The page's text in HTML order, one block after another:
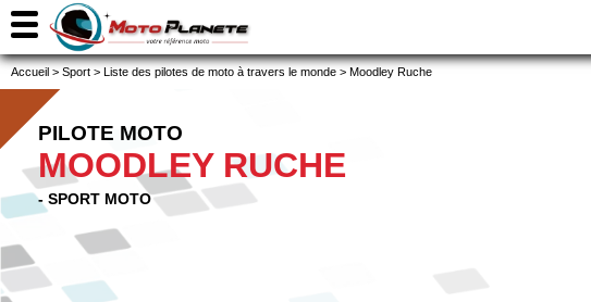
Accueil > Sport > Liste des pilotes de moto à travers le monde > Moodley Ruche
PILOTE MOTO
MOODLEY RUCHE
- SPORT MOTO